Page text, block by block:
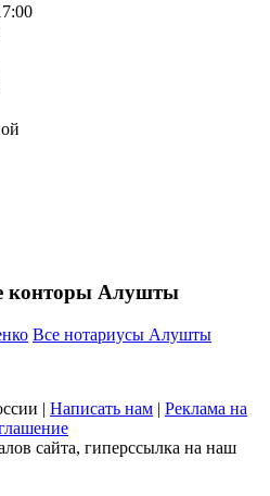
конторы Алушты
Все нотариусы Алушты
| Написать нам | Реклама на
сайта, гиперссылка на наш